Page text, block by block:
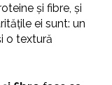
și fibre, și
ei sunt: un
o textură